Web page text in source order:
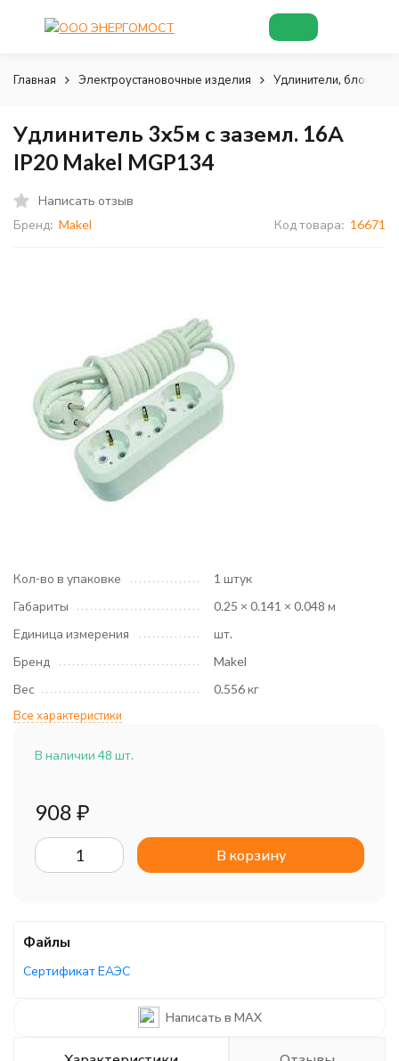
Главная Электроустановочные изделия Удлинители, блоки
Удлинитель 3х5м с заземл. 16А
IP20 Makel MGP134
Написать отзыв
Бренд: Makel Код товара: 16671
Кол-во в упаковке
1 штук
Габариты
0.25 × 0.141 × 0.048 м
Единица измерения
шт.
Бренд
Makel
Вес
0.556 кг
Все характеристики
В наличии 48 шт.
908 ₽
В корзину
Файлы
Сертификат ЕАЭС
Написать в MAX